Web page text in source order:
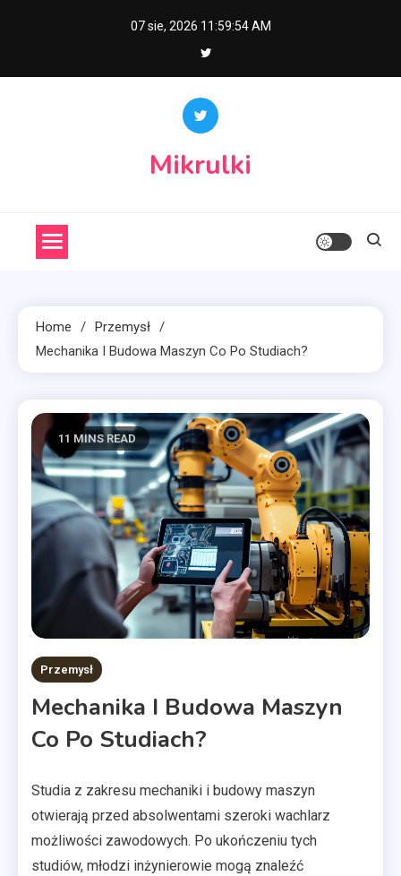
07 sie, 2026 11:59:55 AM
Mikrulki
Home
Przemysł
Mechanika I Budowa Maszyn Co Po Studiach?
11 MINS READ
Przemysł
Mechanika I Budowa Maszyn
Co Po Studiach?
Studia z zakresu mechaniki i budowy maszyn
otwierają przed absolwentami szeroki wachlarz
możliwości zawodowych. Po ukończeniu tych
studiów, młodzi inżynierowie mogą znaleźć